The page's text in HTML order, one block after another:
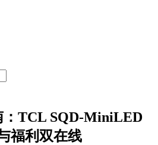
：TCL SQD-MiniLED
福利双在线